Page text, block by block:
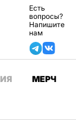
Есть
вопросы?
Напишите
нам
МЕРЧ